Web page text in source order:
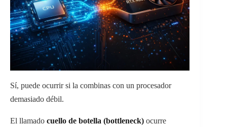
Sí, puede ocurrir si la combinas con un procesador
demasiado débil.
El llamado cuello de botella (bottleneck) ocurre